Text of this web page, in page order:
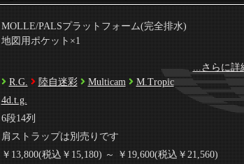
MOLLE/PALSプラットフォーム(完全排水)
地図用ポケット×1
...さらに詳
R.G.
陸自迷彩 Multicam
M.Tropic
4d.t.g.
6段14列
肩ストラップは別売りです
￥13,800(税込￥15,180) ～ ￥19,600(税込￥21,560)